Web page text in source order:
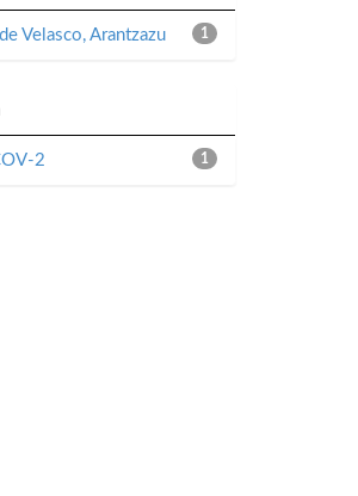
1
Velasco, Arantzazu
1
2